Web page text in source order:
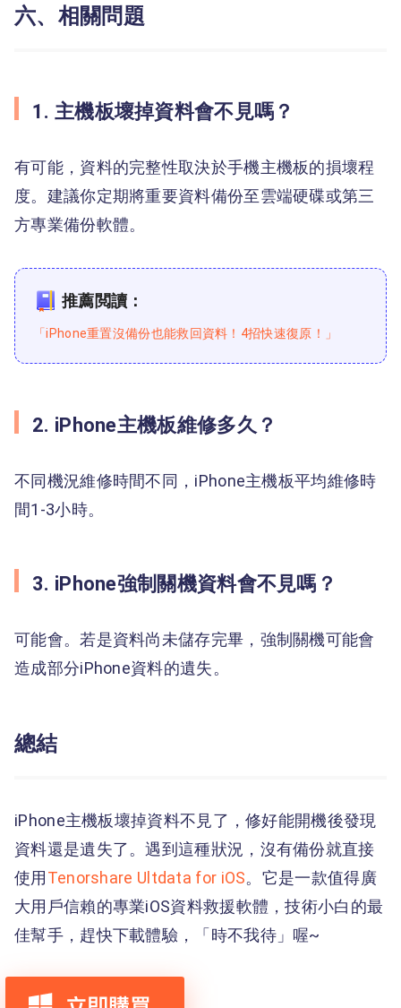
六、相關問題
1. 主機板壞掉資料會不見嗎？
有可能，資料的完整性取決於手機主機板的損壞程
度。建議你定期將重要資料備份至雲端硬碟或第三
方專業備份軟體。
推薦閲讀：
「iPhone重置沒備份也能救回資料！4招快速復原！」
2. iPhone主機板維修多久？
不同機況維修時間不同，iPhone主機板平均維修時
間1-3小時。
3. iPhone強制關機資料會不見嗎？
可能會。若是資料尚未儲存完畢，強制關機可能會
造成部分iPhone資料的遺失。
總結
iPhone主機板壞掉資料不見了，修好能開機後發現
資料還是遺失了。遇到這種狀況，沒有備份就直接
使用 Tenorshare Ultdata for iOS。它是一款值得廣
大用戶信賴的專業iOS資料救援軟體，技術小白的最
佳幫手，趕快下載體驗，「時不我待」喔~